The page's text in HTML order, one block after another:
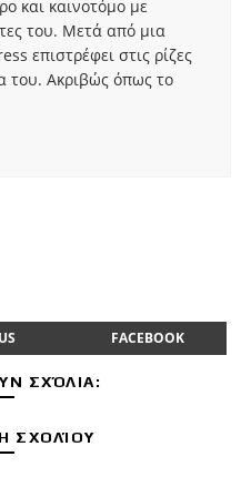
και καινοτόμο με
του. Μετά από μια
επιστρέφει στις ρίζες
του. Ακριβώς όπως το
FACEBOOK
ΣΧΌΛΙΑ:
ΣΧΟΛΊΟΥ